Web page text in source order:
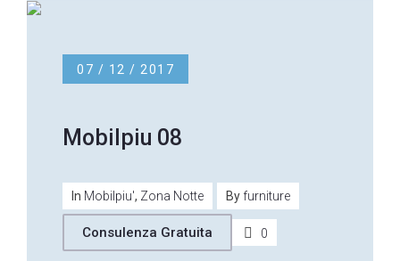
07 / 12 / 2017
Mobilpiu 08
In Mobilpiu', Zona Notte By furniture
Consulenza Gratuita 0